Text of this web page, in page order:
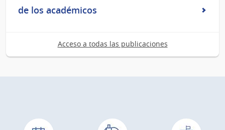
de los académicos
Acceso a todas las publicaciones